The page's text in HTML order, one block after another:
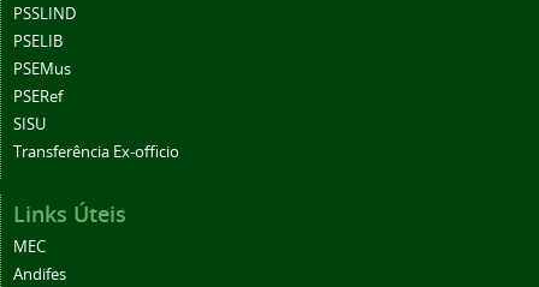
PSSLIND
PSELIB
PSEMus
PSERef
SISU
Transferência Ex-officio
Links Úteis
MEC
Andifes